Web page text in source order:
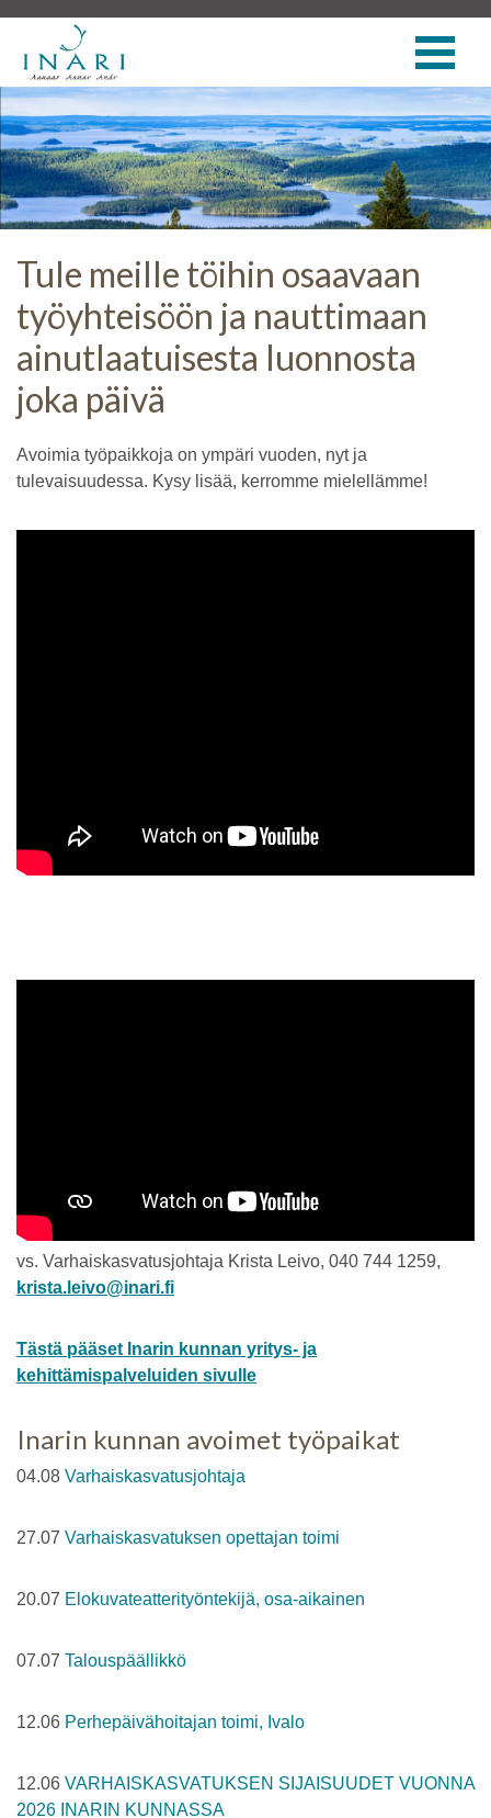
Tule meille töihin osaavaan
työyhteisöön ja nauttimaan
ainutlaatuisesta luonnosta
joka päivä
Avoimia työpaikkoja on ympäri vuoden, nyt ja
tulevaisuudessa. Kysy lisää, kerromme mielellämme!
vs. Varhaiskasvatusjohtaja Krista Leivo, 040 744 1259,
krista.leivo@inari.fi
Tästä pääset Inarin kunnan yritys- ja
kehittämispalveluiden sivulle
Inarin kunnan avoimet työpaikat
04.08 Varhaiskasvatusjohtaja
27.07 Varhaiskasvatuksen opettajan toimi
20.07 Elokuvateatterityöntekijä, osa-aikainen
07.07 Talouspäällikkö
12.06 Perhepäivähoitajan toimi, Ivalo
12.06 VARHAISKASVATUKSEN SIJAISUUDET VUONNA
2026 INARIN KUNNASSA